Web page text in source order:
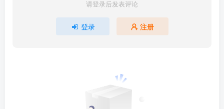
请登录后发表评论
登录 注册